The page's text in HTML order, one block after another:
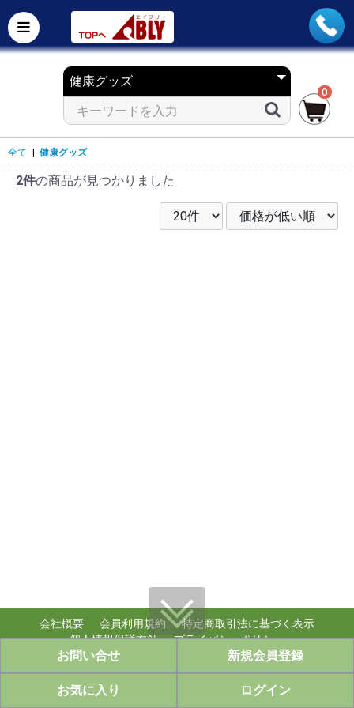
0
全て 健康グッズ
2件の商品が見つかりました
会社概要 会員利用規約
特定商取引法に基づく表示
個人情報保護方針
プライバシーポリシー
個人情報のお取り扱い
copyright (c) ably,inc. WebShop all rights reserved.
お問い合せ 新規会員登録
お気に入り ログイン